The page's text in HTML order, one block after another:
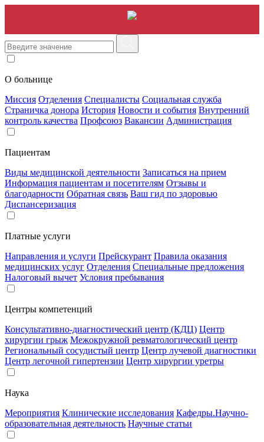
О больнице
Миссия Отделения Специалисты Социальная служба
Страничка донора История Новости и события Внутренний
контроль качества Профсоюз Вакансии Администрация
Пациентам
Виды медицинской деятельности Записаться на прием
Информация пациентам и посетителям Отзывы и
благодарности Обратная связь Ваш гид по здоровью
Диспансеризация
Платные услуги
Направления и услуги Прейскурант Правила оказания
медицинских услуг Отделения Специальные предложения
Налоговый вычет Условия пребывания
Центры компетенций
Консультативно-диагностический центр (КДЦ) Центр
хирургии грыж Межокружной ревматологический центр
Региональный сосудистый центр Центр лучевой диагностики
Центр легочной гипертензии Центр хирургии уретры
Наука
Мероприятия Клинические исследования Кафедры.Научно-
образовательная деятельность Научные статьи